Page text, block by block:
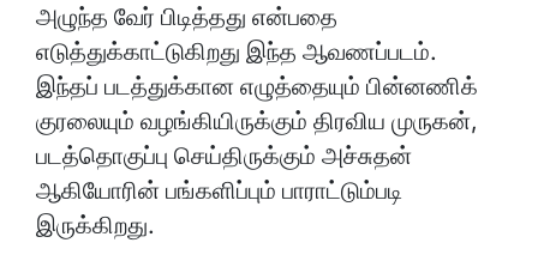
அழுந்த வேர் பிடித்தது என்பதை
எடுத்துக்காட்டுகிறது இந்த ஆவணப்படம்.
இந்தப் படத்துக்கான எழுத்தையும் பின்னணிக்
குரலையும் வழங்கியிருக்கும் திரவிய முருகன்,
படத்தொகுப்பு செய்திருக்கும் அச்சுதன்
ஆகியோரின் பங்களிப்பும் பாராட்டும்படி
இருக்கிறது.